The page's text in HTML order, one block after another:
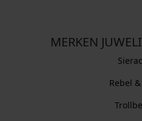
MERKEN
Rebel